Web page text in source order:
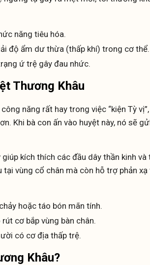
năng tiêu hóa.
độ ẩm dư thừa (thấp khí) trong cơ thể.
ứ trệ gây đau nhức.
Thương Khâu
năng rất hay trong việc “kiện Tỳ
Khi bà con ấn vào huyệt này, nó sẽ
kích thích các đầu dây thần kinh
vùng cổ chân mà còn hỗ trợ phản
hoặc táo bón mãn tính.
cơ bắp vùng bàn chân.
có cơ địa thấp trệ.
Khâu?